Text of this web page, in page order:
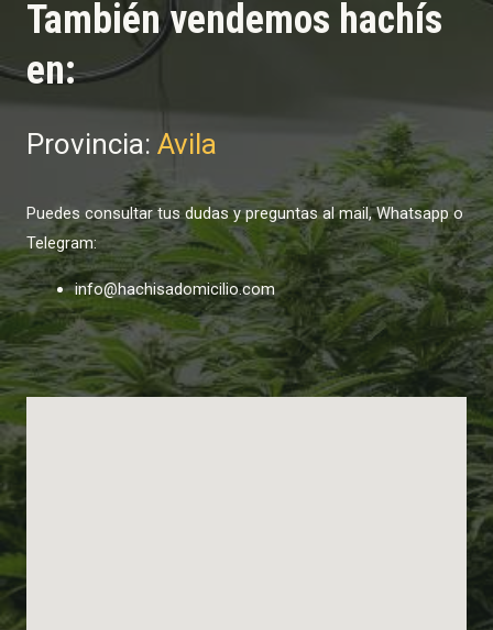
También vendemos hachís
en:
Provincia: Avila
Puedes consultar tus dudas y preguntas al mail, Whatsapp o
Telegram:
info@hachisadomicilio.com